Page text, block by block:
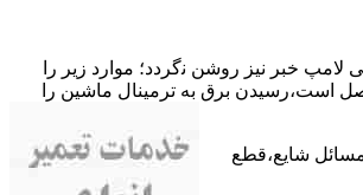
ﺧﺒﺮ ﻧﯿﺰ روﺷﻦ ﻧگردد؛ موارد زیر را
دوﺷﺎﺧﻪ ﺑﻪ ﭘﺮﯾﺰ ﻣﺘﺼﻞ اﺳﺖ،رﺳﯿﺪن ﺑﺮق ﺑﻪ ﺗﺮﻣﯿﻨﺎل ﻣﺎﺷﯿﻦ را
مسائل شایع،ﻗﻄﻊ